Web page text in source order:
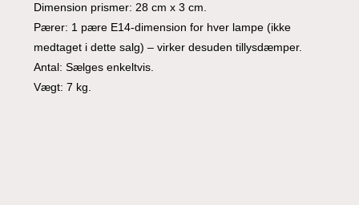
Dimension prismer: 28 cm x 3 cm.
Pærer: 1 pære E14-dimension for hver lampe (ikke
medtaget i dette salg) – virker desuden tillysdæmper.
Antal: Sælges enkeltvis.
Vægt: 7 kg.